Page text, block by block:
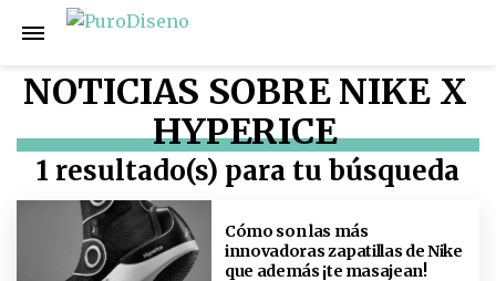
NOTICIAS SOBRE NIKE X
HYPERICE
1 resultado(s) para tu búsqueda
Cómo son las más
innovadoras zapatillas de Nike
que además ¡te masajean!